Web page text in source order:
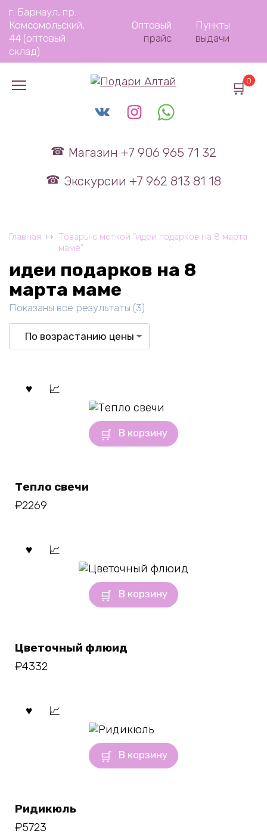
Перейти
содержанию
г. Барнаул, пр.
Комсомольский,
44 (оптовый
склад)
Оптовый
прайс
Пункты
выдачи
Магазин +7 906 965 71 32
Экскурсии +7 962 813 81 18
0
Главная
Товары с меткой “идеи подарков на 8 марта
маме”
идеи подарков на 8
марта маме
Показаны все результаты (3)
по
В корзину
Тепло свечи
₽2269
В корзину
Цветочный флюид
₽4332
В корзину
Ридикюль
₽5723